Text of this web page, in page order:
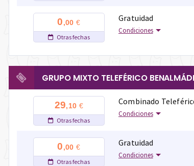
0,00 €
Otras fechas
Gratuidad
Condiciones
GRUPO MIXTO TELEFÉRICO
29,10 €
Otras fechas
Combinado
Condiciones
0,00 €
Otras fechas
Gratuidad
Condiciones